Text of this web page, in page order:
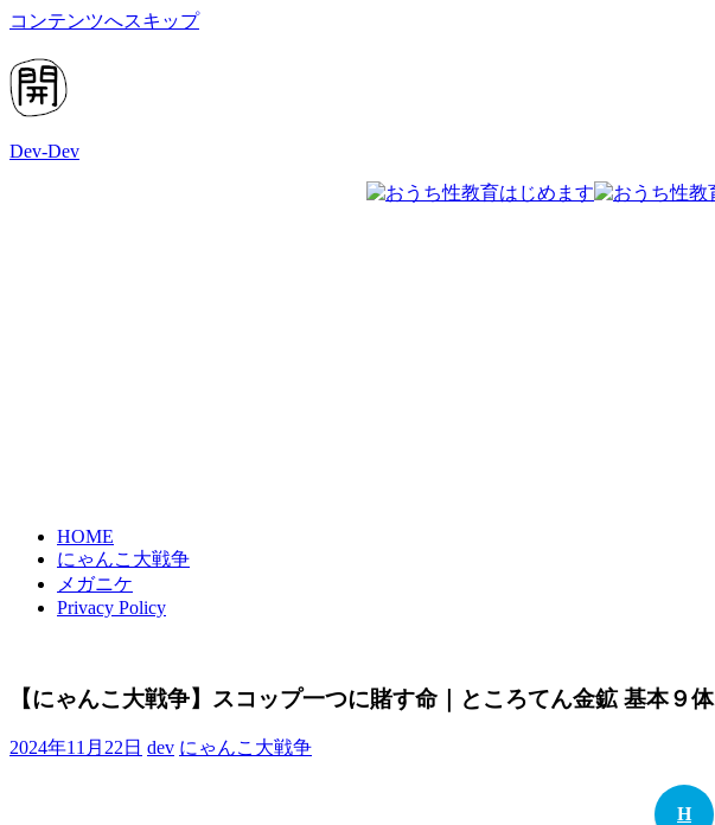
コンテンツへスキップ
Dev-Dev
HOME
にゃんこ大戦争
メガニケ
Privacy Policy
【にゃんこ大戦争】スコップ一つに賭す命｜ところてん金鉱 基本９体
2024年11月22日 dev にゃんこ大戦争
H